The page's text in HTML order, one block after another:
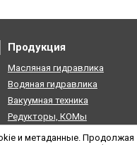
и метаданные. Продолжая
Продукция
Масляная гидравлика
Водяная гидравлика
Вакуумная техника
Редукторы, КОМы
Пневматика